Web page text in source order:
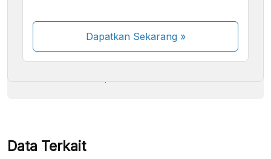
Dapatkan Sekarang»
Beberapa metode pembayaran masih dalam
Data Terkait